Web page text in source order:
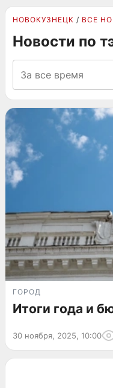
НОВОКУЗНЕЦК ВСЕ
Новости по
ГОРОД
Итоги года и
30 ноября, 2025, 10:00